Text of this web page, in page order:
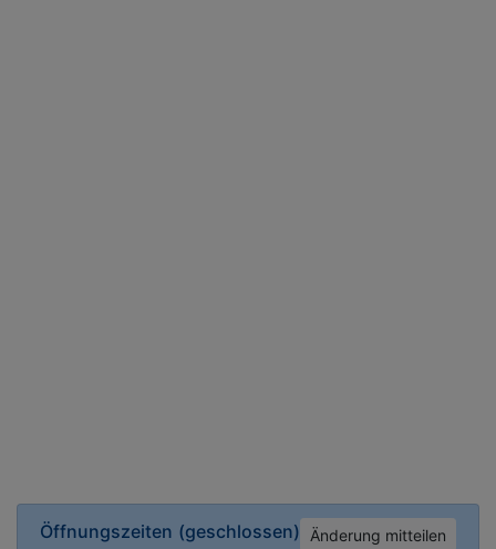
Öffnungszeiten (geschlossen) Änderung mitteilen